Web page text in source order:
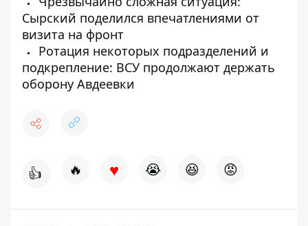
Сырский поделился впечатлениями от
визита на фронт
Ротация некоторых подразделений и
подкрепление: ВСУ продолжают держать
оборону Авдеевки
👍 🔥 ♥ 😭 😆 😡